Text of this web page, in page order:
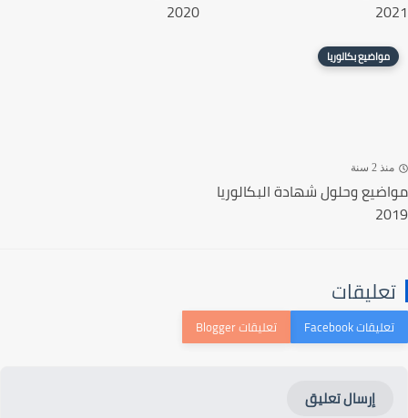
2020
مواضيع بكالوريا
2 سنة
وحلول شهادة البكالوريا
إرسال تعليق